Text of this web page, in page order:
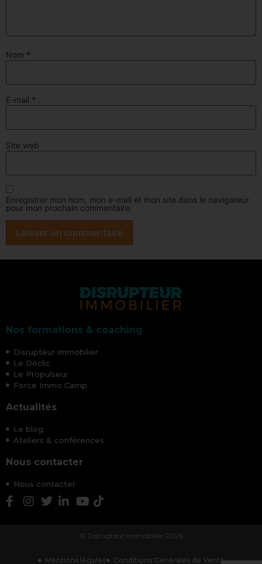
Nom *
E-mail *
Site web
Enregistrer mon nom, mon e-mail et mon site dans le navigateur
pour mon prochain commentaire.
Nos formations & coaching
Disrupteur immobilier
Le Déclic
Le Propulseur
Force Immo Camp
Actualités
Le blog
Ateliers & conférences
Nous contacter
Nous contacter
© Disrupteur immobilier 2026
Mentions légales Conditions Générales de Vente